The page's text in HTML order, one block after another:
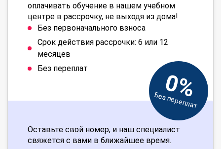
оплачивать обучение в нашем учебном
центре в рассрочку, не выходя из дома!
Без первоначального взноса
Срок действия рассрочки: 6 или 12
месяцев
Без переплат
0%
Без переплат
Оставьте свой номер, и наш специалист
свяжется с вами в ближайшее время.